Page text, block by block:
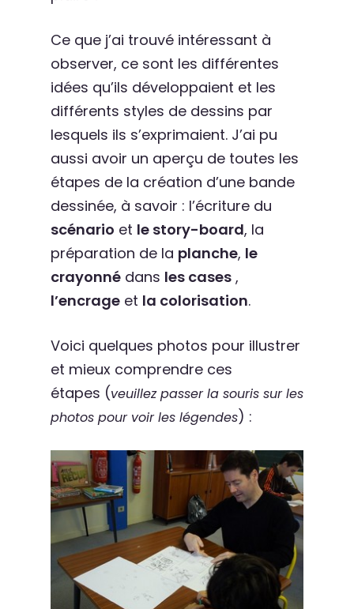
Ce que j’ai trouvé intéressant à
observer, ce sont les différentes
idées qu’ils développaient et les
différents styles de dessins par
lesquels ils s’exprimaient. J’ai pu
aussi avoir un aperçu de toutes les
étapes de la création d’une bande
dessinée, à savoir : l’écriture du
scénario et le story-board, la
préparation de la planche, le
crayonné dans les cases ,
l’encrage et la colorisation.
Voici quelques photos pour illustrer
et mieux comprendre ces
étapes (veuillez passer la souris sur les
photos pour voir les légendes) :